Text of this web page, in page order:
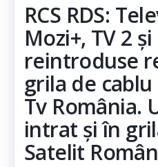
RCS RDS:
Mozi+, TV 2
reintroduse
grila de
Tv România.
intrat și în
Satelit